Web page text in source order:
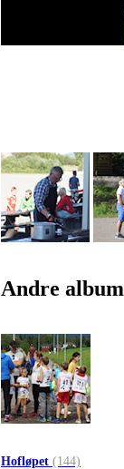
Andre album
Hofløpet (144)